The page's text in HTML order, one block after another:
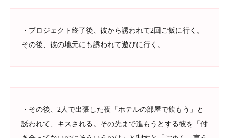
・プロジェクト終了後、彼から誘われて2回ご飯に行く。
その後、彼の地元にも誘われて遊びに行く。
・その後、2人で出張した夜「ホテルの部屋で飲もう」と
誘われて、キスされる。その先まで進もうとする彼を「付